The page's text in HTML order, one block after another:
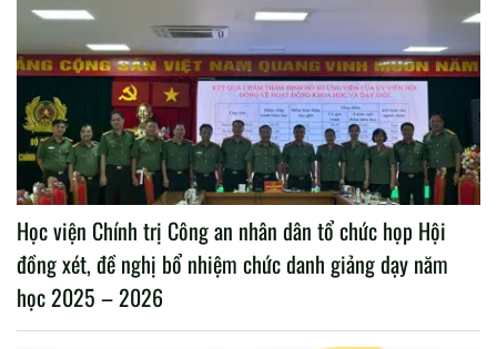
Học viện Chính trị Công an nhân dân tổ chức họp Hội
đồng xét, đề nghị bổ nhiệm chức danh giảng dạy năm
học 2025 – 2026